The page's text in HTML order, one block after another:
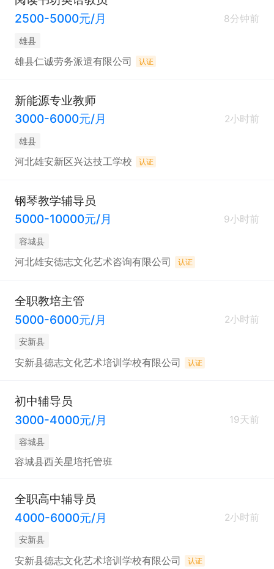
2500-5000元/月
8分钟前
雄县
雄县仁诚劳务派遣有限公司 认证
新能源专业教师
3000-6000元/月
2小时前
雄县
河北雄安新区兴达技工学校 认证
钢琴教学辅导员
5000-10000元/月
9小时前
容城县
河北雄安德志文化艺术咨询有限公司 认证
全职教培主管
5000-6000元/月
2小时前
安新县
安新县德志文化艺术培训学校有限公司 认证
初中辅导员
3000-4000元/月
19天前
容城县
容城县西关星培托管班
全职高中辅导员
4000-6000元/月
2小时前
安新县
安新县德志文化艺术培训学校有限公司 认证